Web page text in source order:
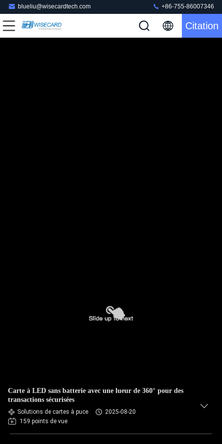
blueliu@wisecardtech.com +86-755-86007346
Citation
Carte à LED sans batterie avec une lueur de 360° pour des
transactions sécurisées
Solutions de cartes à puce
2025-08-20
159 points de vue